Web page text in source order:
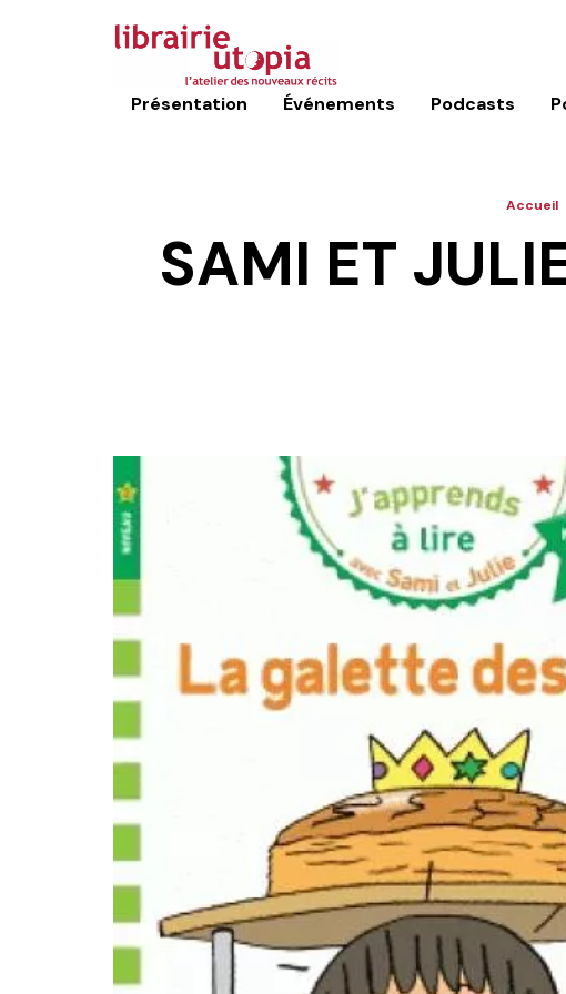
Présentation Événements Podcasts
Accueil
SAMI ET